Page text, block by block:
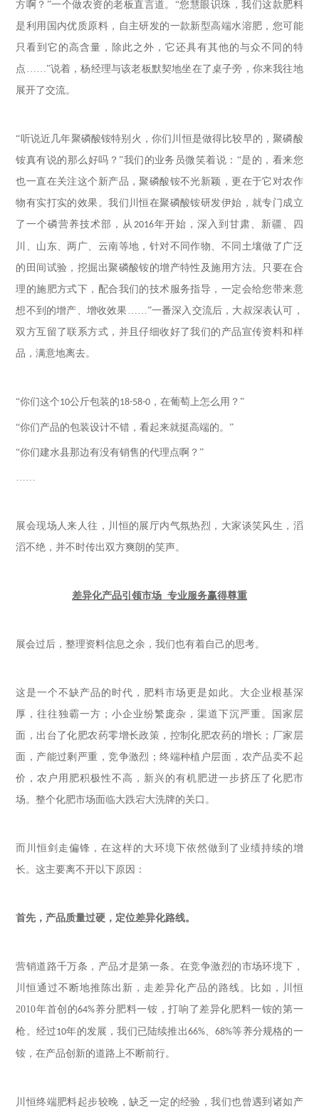
方啊？”一个做农资的老板直言道。“您慧眼识珠，我们这款肥料
是利用国内优质原料，自主研发的一款新型高端水溶肥，您可能
只看到它的高含量，除此之外，它还具有其他的与众不同的特
点……”说着，杨经理与该老板默契地坐在了桌子旁，你来我往地
展开了交流。
“听说近几年聚磷酸铵特别火，你们川恒是做得比较早的，聚磷酸
铵真有说的那么好吗？”我们的业务员微笑着说：“是的，看来您
也一直在关注这个新产品，聚磷酸铵不光新颖，更在于它对农作
物有实打实的效果。我们川恒在聚磷酸铵研发伊始，就专门成立
了一个磷营养技术部，从 2016年开始，深入到甘肃、新疆、四
川、山东、两广、云南等地，针对不同作物、不同土壤做了广泛
的田间试验，挖掘出聚磷酸铵的增产特性及施用方法。只要在合
理的施肥方式下，配合我们的技术服务指导，一定会给您带来意
想不到的增产、增收效果……”一番深入交流后，大叔深表认可，
双方互留了联系方式，并且仔细收好了我们的产品宣传资料和样
品，满意地离去。
“你们这个10公斤包装的18-58-0 ，在葡萄上怎么用？”
“你们产品的包装设计不错，看起来就挺高端的。”
“你们建水县那边有没有销售的代理点啊？”
……
展会现场人来人往，川恒的展厅内气氛热烈，大家谈笑风生，滔
滔不绝，并不时传出双方爽朗的笑声。
差异化产品引领市场 专业服务赢得尊重
展会过后，整理资料信息之余，我们也有着自己的思考。
这是一个不缺产品的时代，肥料市场更是如此。大企业根基深
厚，往往独霸一方；小企业纷繁庞杂，渠道下沉严重。国家层
面，出台了化肥农药零增长政策，控制化肥农药的增长；厂家层
面，产能过剩严重，竞争激烈；终端种植户层面，农产品卖不起
价，农户用肥积极性不高，新兴的有机肥进一步挤压了化肥市
场。整个化肥市场面临大跌宕大洗牌的关口。
而川恒剑走偏锋，在这样的大环境下依然做到了业绩持续的增
长。这主要离不开以下原因：
首先，产品质量过硬，定位差异化路线。
营销道路千万条，产品才是第一条。在竞争激烈的市场环境下，
川恒通过不断地推陈出新，走差异化产品的路线。比如，川恒
2010年首创的64%养分肥料一铵，打响了差异化肥料一铵的第一
枪。经过10年的发展，我们已陆续推出66%、68%等养分规格的一
铵，在产品创新的道路上不断前行。
川恒终端肥料起步较晚，缺乏一定的经验，我们也曾遇到诸如产